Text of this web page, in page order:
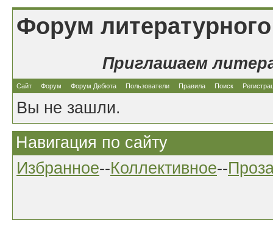
Форум
Приглашаем
Сайт Форум Форум Дебюта Пользователи Правила Поиск
Вы не зашли.
Навигация по сайту
Избранное--Коллективное--